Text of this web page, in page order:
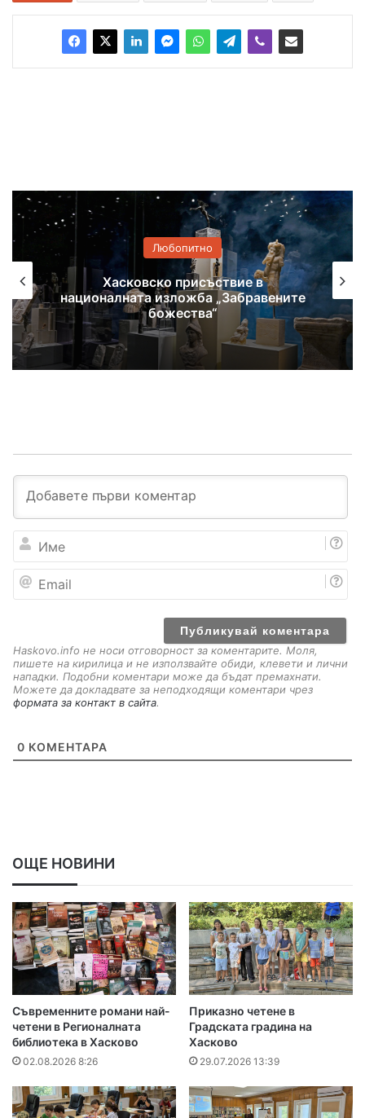
Любопитно
Самодейци се събират на фолклорен
фестивал в Поляново
е
a
Haskovo.info не носи отговорност за коментарите. Моля,
пишете на кирилица и не използвайте обиди, клевети и лични
нападки. Подобни коментари може да бъдат премахнати.
Можете да докладвате за неподходящи коментари чрез
формата за контакт в сайта.
0 КОМЕНТАРА
ОЩЕ НОВИНИ
Съвременните романи най-
четени в Регионалната
библиотека в Хасково
02.08.2026 8:26
Приказно четене в
Градската градина на
Хасково
29.07.2026 13:39